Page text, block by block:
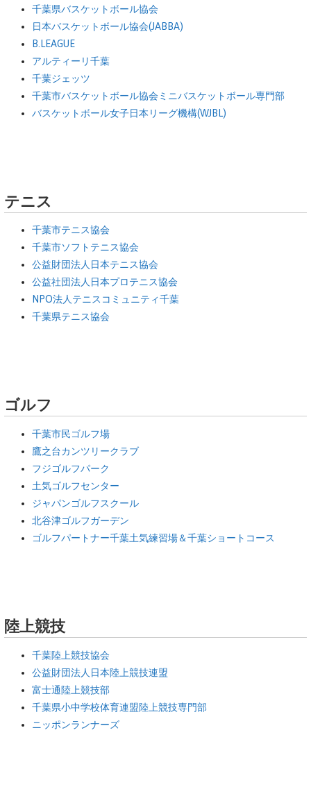
千葉県バスケットボール協会
日本バスケットボール協会(JABBA)
B.LEAGUE
アルティーリ千葉
千葉ジェッツ
千葉市バスケットボール協会ミニバスケットボール専門部
バスケットボール女子日本リーグ機構(WJBL)
テニス
千葉市テニス協会
千葉市ソフトテニス協会
公益財団法人日本テニス協会
公益社団法人日本プロテニス協会
NPO法人テニスコミュニティ千葉
千葉県テニス協会
ゴルフ
千葉市民ゴルフ場
鷹之台カンツリークラブ
フジゴルフパーク
土気ゴルフセンター
ジャパンゴルフスクール
北谷津ゴルフガーデン
ゴルフパートナー千葉土気練習場＆千葉ショートコース
陸上競技
千葉陸上競技協会
公益財団法人日本陸上競技連盟
富士通陸上競技部
千葉県小中学校体育連盟陸上競技専門部
ニッポンランナーズ